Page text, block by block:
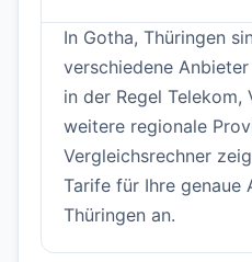
In Gotha, Thüringen
verschiedene
in der Regel Telekom,
weitere regionale
Vergleichsrechner
Tarife für Ihre genaue
Thüringen an.